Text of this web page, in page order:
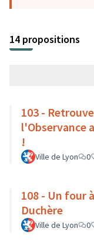
14 propositions
103 -
l'Observance
!
Ville de Lyon 0
108 - Un four
Duchère
Ville de Lyon 0